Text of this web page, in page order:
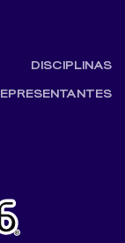
DISCIPLINAS